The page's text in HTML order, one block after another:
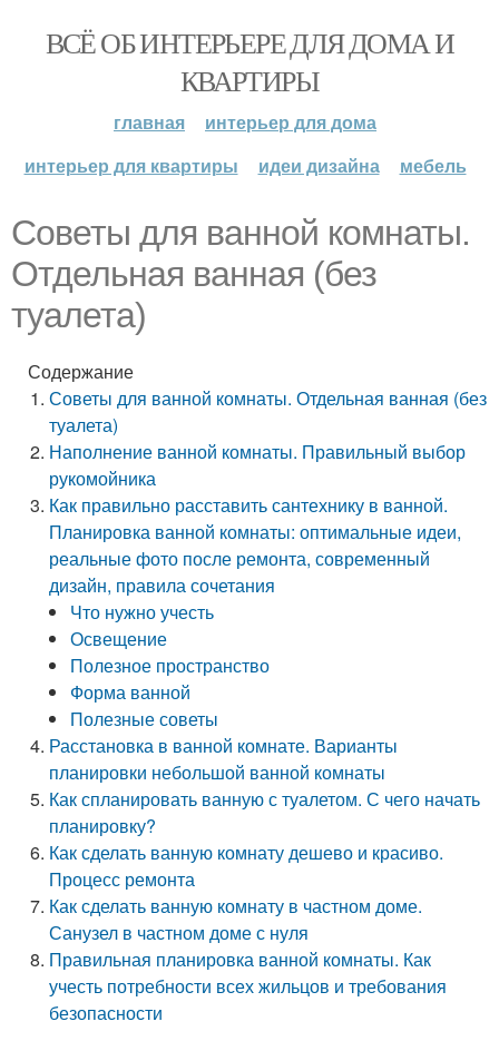
ВСЁ ОБ ИНТЕРЬЕРЕ ДЛЯ ДОМА И
КВАРТИРЫ
главная
интерьер для дома
интерьер для квартиры
идеи дизайна мебель
Советы для ванной комнаты.
Отдельная ванная (без
туалета)
Содержание
Советы для ванной комнаты. Отдельная ванная (без
туалета)
Наполнение ванной комнаты. Правильный выбор
рукомойника
Как правильно расставить сантехнику в ванной.
Планировка ванной комнаты: оптимальные идеи,
реальные фото после ремонта, современный
дизайн, правила сочетания
Что нужно учесть
Освещение
Полезное пространство
Форма ванной
Полезные советы
Расстановка в ванной комнате. Варианты
планировки небольшой ванной комнаты
Как спланировать ванную с туалетом. С чего начать
планировку?
Как сделать ванную комнату дешево и красиво.
Процесс ремонта
Как сделать ванную комнату в частном доме.
Санузел в частном доме с нуля
Правильная планировка ванной комнаты. Как
учесть потребности всех жильцов и требования
безопасности